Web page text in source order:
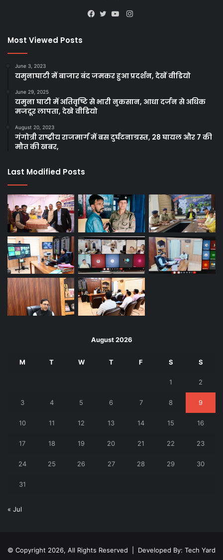
Instagram
Most Viewed Posts
June 3, 2023
यमुनाघाटी में बाजार बंद जमकर हुआ प्रदर्शन, देखें वीडियो
June 29, 2025
यमुना घाटी में अतिवृष्टि से भारी नुकसान, आधा दर्जन से अधिक
मजदूर लापता, देखे वीडियो
August 20, 2023
गंगोत्री राष्ट्रीय राजमार्ग में बस दुर्घटनाग्रस्त, 28 घायल और 7 की
मौत की खबर,
Last Modified Posts
August 2026
M T W T F S S
1 2
3 4 5 6 7 8 9
10 11 12 13 14 15 16
17 18 19 20 21 22 23
24 25 26 27 28 29 30
31
« Jul
© Copyright 2026, All Rights Reserved | Developed By: Tech Yard